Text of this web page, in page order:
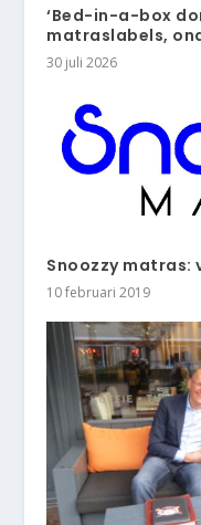
‘Bed-in-a-box
matraslabels,
30 juli 2026
Snoozzy
10 februari 2019